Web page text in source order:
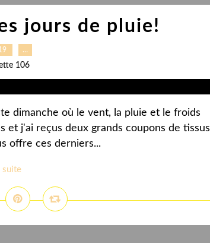
jours de pluie!
…
106
dimanche où le vent, la pluie et le froids
et j'ai reçus deux grands coupons de tissus
offre ces derniers...
suite